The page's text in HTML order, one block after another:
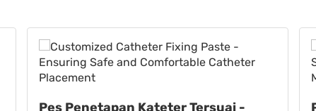
Pes Penetapan Kateter Tersuai -